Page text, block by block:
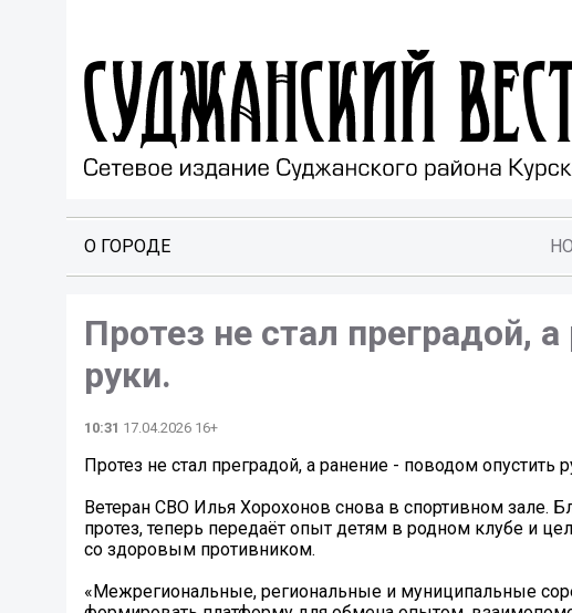
О ГОРОДЕ
Протез не стал преградой,
руки.
10:31 17.04.2026 16+
Протез не стал преградой, а ранение - поводом опустить
Ветеран СВО Илья Хорохонов снова в спортивном зале.
протез, теперь передаёт опыт детям в родном клубе и
со здоровым противником.
«Межрегиональные, региональные и муниципальные